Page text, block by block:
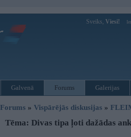
Sveiks, Viesi!
Galvenā Forums Galerijas
Forums » Vispārējās diskusijas »
Tēma: Divas tipa ļoti dažādas